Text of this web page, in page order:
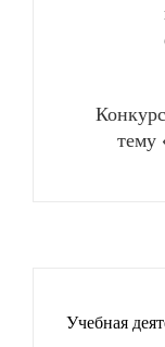
тему
Учебная